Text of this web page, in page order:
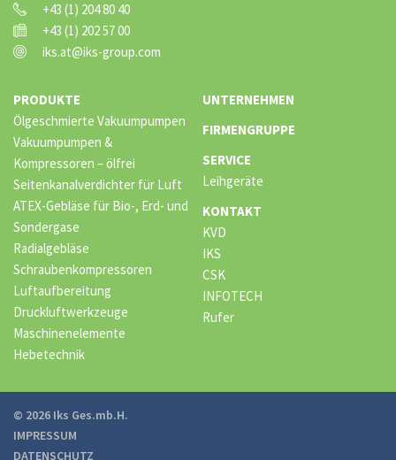
+43 (1) 204 80 40
+43 (1) 202 57 00
iks.at@iks-group.com
PRODUKTE
Ölgeschmierte Vakuumpumpen
Vakuumpumpen &
Kompressoren – ölfrei
Seitenkanalverdichter für Luft
ATEX-Gebläse für Bio-, Erd- und
Sondergase
Radialgebläse
Schraubenkompressoren
Luftaufbereitung
Druckluftwerkzeuge
Maschinenelemente
Hebetechnik
UNTERNEHMEN
FIRMENGRUPPE
SERVICE
Leihgeräte
KONTAKT
KVD
IKS
CSK
INFOTECH
Rufer
© 2026 Iks Ges.mb.H.
IMPRESSUM
DATENSCHUTZ